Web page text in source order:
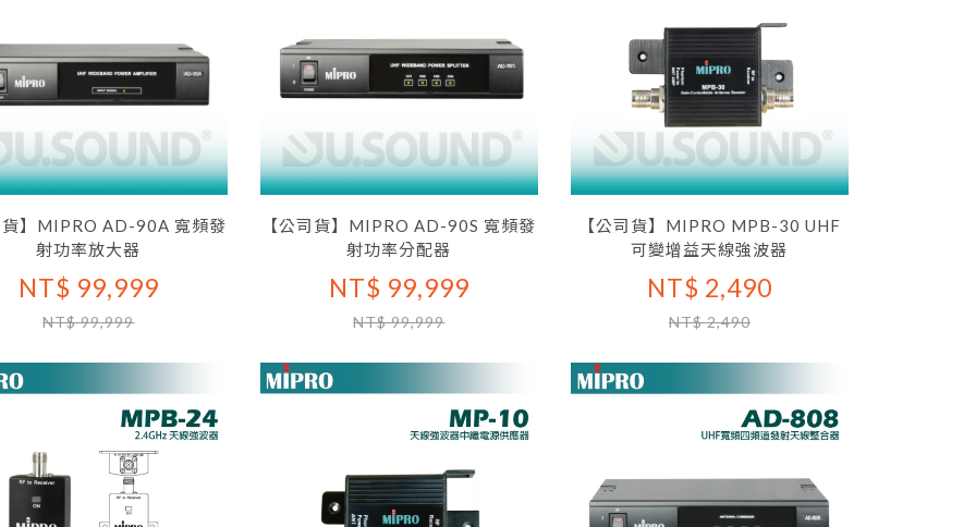
貨】MIPRO AD-90A 寬頻發
射功率放大器
NT$ 99,999
NT$ 99,999
【公司貨】MIPRO AD-90S 寬頻發
射功率分配器
NT$ 99,999
NT$ 99,999
【公司貨】MIPRO MPB-30 UHF
可變增益天線強波器
NT$ 2,490
NT$ 2,490